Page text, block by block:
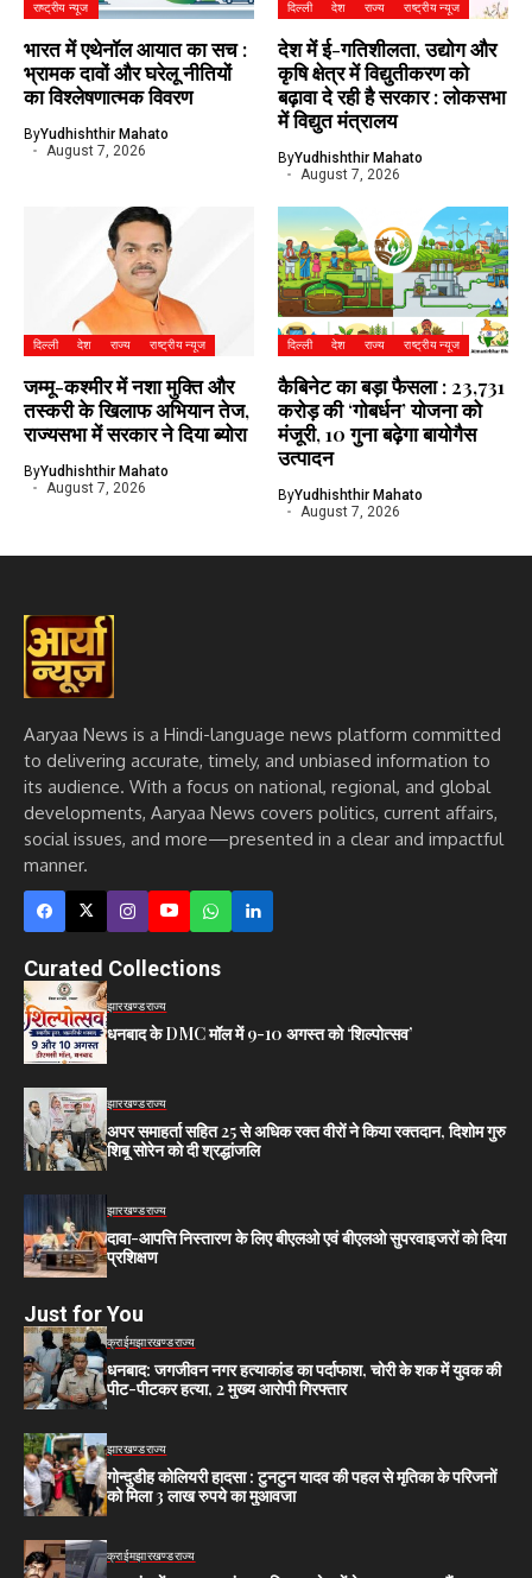
राष्ट्रीय न्यूज
भारत में एथेनॉल आयात का सच :
भ्रामक दावों और घरेलू नीतियों
का विश्लेषणात्मक विवरण
ByYudhishthir Mahato
August 7, 2026
दिल्ली देश राज्य राष्ट्रीय न्यूज
देश में ई-गतिशीलता, उद्योग और
कृषि क्षेत्र में विद्युतीकरण को
बढ़ावा दे रही है सरकार : लोकसभा
में विद्युत मंत्रालय
ByYudhishthir Mahato
August 7, 2026
दिल्ली देश राज्य राष्ट्रीय न्यूज
जम्मू-कश्मीर में नशा मुक्ति और
तस्करी के खिलाफ अभियान तेज,
राज्यसभा में सरकार ने दिया ब्योरा
ByYudhishthir Mahato
August 7, 2026
दिल्ली देश राज्य राष्ट्रीय न्यूज
कैबिनेट का बड़ा फैसला : ₹23,731
करोड़ की ‘गोबर्धन’ योजना को
मंजूरी, 10 गुना बढ़ेगा बायोगैस
उत्पादन
ByYudhishthir Mahato
August 7, 2026
Aaryaa News is a Hindi-language news platform committed
to delivering accurate, timely, and unbiased information to
its audience. With a focus on national, regional, and global
developments, Aaryaa News covers politics, current affairs,
social issues, and more—presented in a clear and impactful
manner.
Curated Collections
झारखण्डराज्य
धनबाद के DMC मॉल में 9-10 अगस्त को ‘शिल्पोत्सव’
झारखण्डराज्य
अपर समाहर्ता सहित 25 से अधिक रक्त वीरों ने किया रक्तदान, दिशोम गुरु
शिबू सोरेन को दी श्रद्धांजलि
झारखण्डराज्य
दावा-आपत्ति निस्तारण के लिए बीएलओ एवं बीएलओ सुपरवाइजरों को दिया
प्रशिक्षण
Just for You
क्राईमझारखण्डराज्य
धनबाद: जगजीवन नगर हत्याकांड का पर्दाफाश, चोरी के शक में युवक की
पीट-पीटकर हत्या, 2 मुख्य आरोपी गिरफ्तार
झारखण्डराज्य
गोन्दुडीह कोलियरी हादसा : टुनटुन यादव की पहल से मृतिका के परिजनों
को मिला 3 लाख रुपये का मुआवजा
क्राईमझारखण्डराज्य